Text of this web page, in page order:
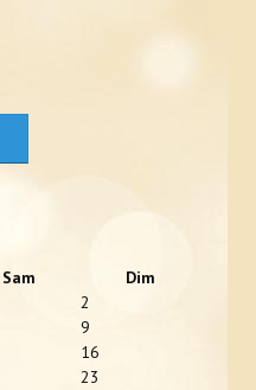
Sam
Dim
2
9
16
23